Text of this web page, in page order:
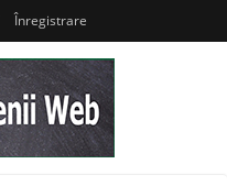
Înregistrare